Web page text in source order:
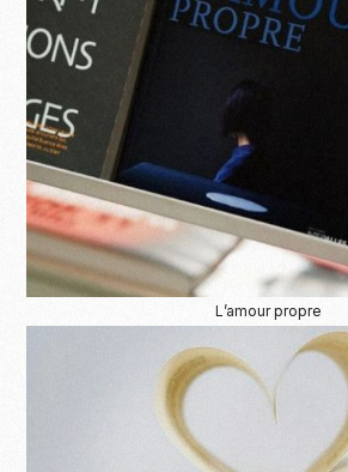
L’amour propre